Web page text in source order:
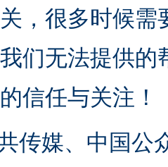
，很多时候
们无法提供
信任与关注！
传媒、中国公